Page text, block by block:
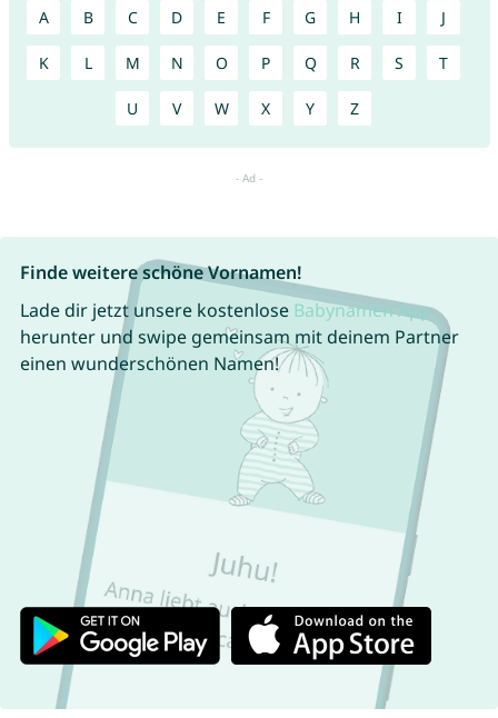
A B C D E F G H I J
K L M N O P Q R S T
U V W X Y Z
Finde weitere schöne Vornamen!
Lade dir jetzt unsere kostenlose Babynamen App
herunter und swipe gemeinsam mit deinem Partner
einen wunderschönen Namen!